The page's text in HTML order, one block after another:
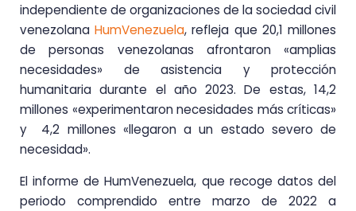
independiente de organizaciones de la sociedad civil
venezolanaHumVenezuela, refleja que 20,1 millones
de personas venezolanas afrontaron «amplias
necesidades» de asistencia y protección
humanitaria durante el año 2023. De estas, 14,2
millones «experimentaron necesidades más críticas»
y 4,2 millones «llegaron a un estado severo de
necesidad».
El informe de HumVenezuela, que recoge datos del
periodo comprendido entre marzo de 2022 a